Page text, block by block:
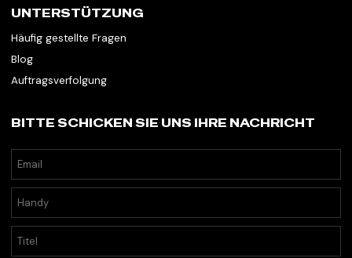
UNTERSTÜTZUNG
Häufig gestellte Fragen
Blog
Auftragsverfolgung
BITTE SCHICKEN SIE UNS IHRE NACHRICHT